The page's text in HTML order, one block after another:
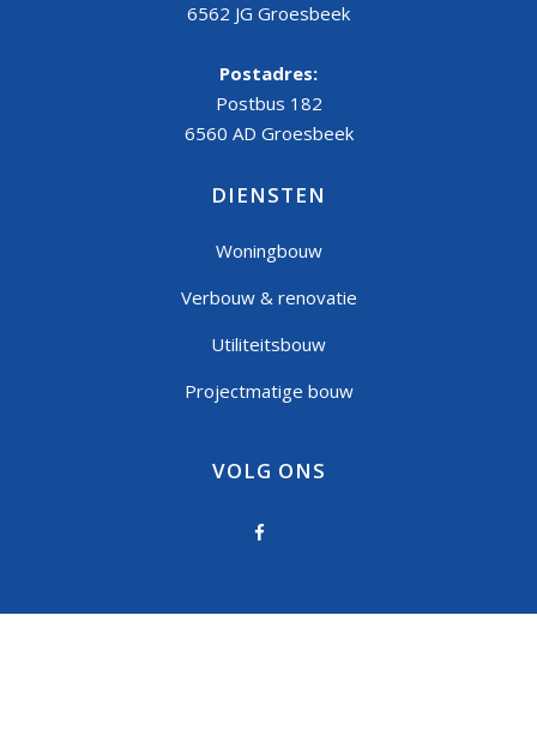
6562 JG Groesbeek
Postadres:
Postbus 182
6560 AD Groesbeek
DIENSTEN
Woningbouw
Verbouw & renovatie
Utiliteitsbouw
Projectmatige bouw
VOLG ONS